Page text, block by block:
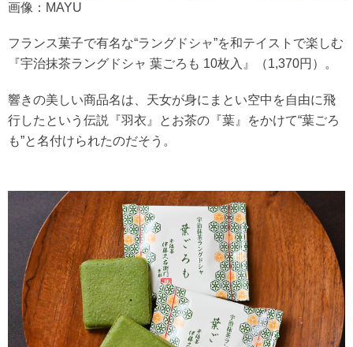
画像：MAYU
フランス菓子で有名な“ラングドシャ”を和テイストで楽しむ
『宇治抹茶ラングドシャ 葉ごろも 10枚入』（1,370円）。
響きの美しい商品名は、天女が身にまとい空中を自由に飛
行したという伝説『羽衣』とお茶の『葉』をかけて“葉ごろ
も”と名付けられたのだそう。